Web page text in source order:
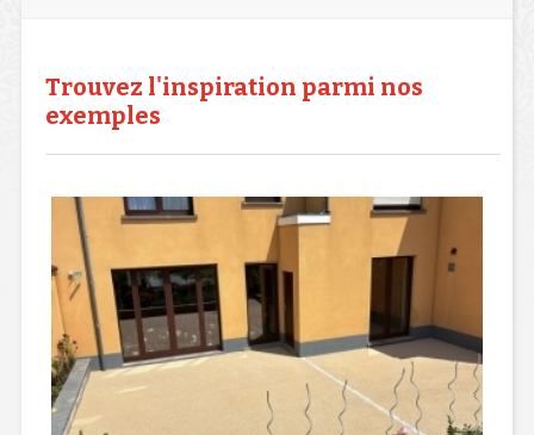
Trouvez l'inspiration parmi nos
exemples